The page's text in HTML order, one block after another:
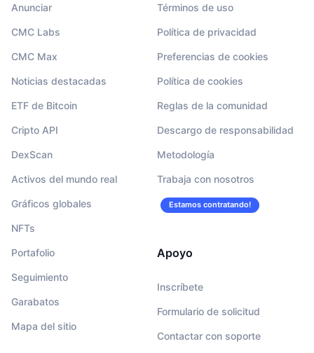
Anunciar
CMC Labs
CMC Max
Noticias destacadas
ETF de Bitcoin
Cripto API
DexScan
Activos del mundo real
Gráficos globales
NFTs
Portafolio
Seguimiento
Garabatos
Mapa del sitio
Términos de uso
Política de privacidad
Preferencias de cookies
Política de cookies
Reglas de la comunidad
Descargo de responsabilidad
Metodología
Trabaja con nosotros
Estamos contratando!
Apoyo
Inscríbete
Formulario de solicitud
Contactar con soporte